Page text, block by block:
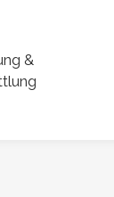
&